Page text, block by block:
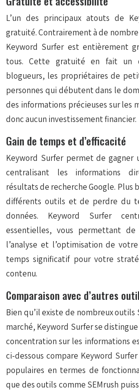
L’un des principaux atouts de
gratuité. Contrairement à de
Keyword Surfer est entièrement
tous. Cette gratuité en fait un
blogueurs, les propriétaires de
personnes qui débutent dans le
des informations précieuses sur les
donc aucun investissement financier.
Gain de temps et d’efficacité
Keyword Surfer permet de gagner
centralisant les informations
résultats de recherche Google. Plus
différents outils et de perdre du
données. Keyword Surfer
essentielles, vous permettant
l’analyse et l’optimisation de
temps significatif pour votre
contenu.
Comparaison avec d’autres
Bien qu’il existe de nombreux outils
marché, Keyword Surfer se
concentration sur les informations
ci-dessous compare Keyword
populaires en termes de
que des outils comme SEMrush